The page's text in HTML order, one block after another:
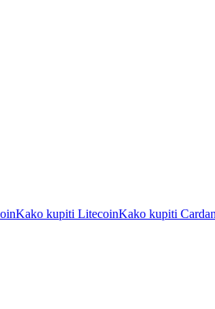
Kako kupiti LitecoinKako kupiti